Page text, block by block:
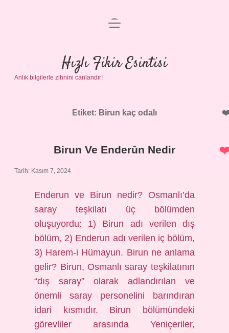
Anasayfa
Gizlilik Politikası
Yasal Uyarı
menüyü
Hızlı Fikir Esintisi
Anlık bilgilerle zihnini canlandır!
Etiket: Birun kaç odalı
Birun Ve Enderûn Nedir
Tarih: Kasım 7, 2024
Enderun ve Birun nedir? Osmanlı’da
saray teşkilatı üç bölümden
oluşuyordu: 1) Birun adı verilen dış
bölüm, 2) Enderun adı verilen iç bölüm,
3) Harem-i Hümayun. Birun ne anlama
gelir? Birun, Osmanlı saray teşkilatının
“dış saray” olarak adlandırılan ve
önemli saray personelini barındıran
idari kısmıdır. Birun bölümündeki
görevliler arasında Yeniçeriler,